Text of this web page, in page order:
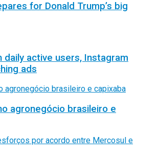
for Donald Trump’s big
daily active users, Instagram
ads
agronegócio brasileiro e